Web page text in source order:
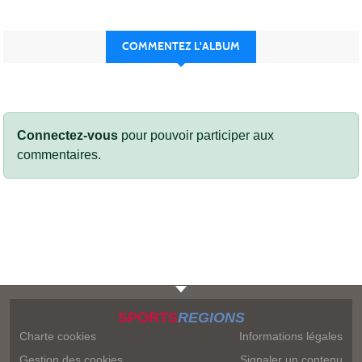
COMMENTEZ L'ALBUM
Connectez-vous pour pouvoir participer aux
commentaires.
SPORTSREGIONS
Charte cookies
Informations légales